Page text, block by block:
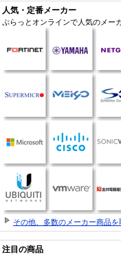
人気・定番メーカー
ぷらっとオンラインで人気のメー
その他、多数のメーカー商品
注目の商品